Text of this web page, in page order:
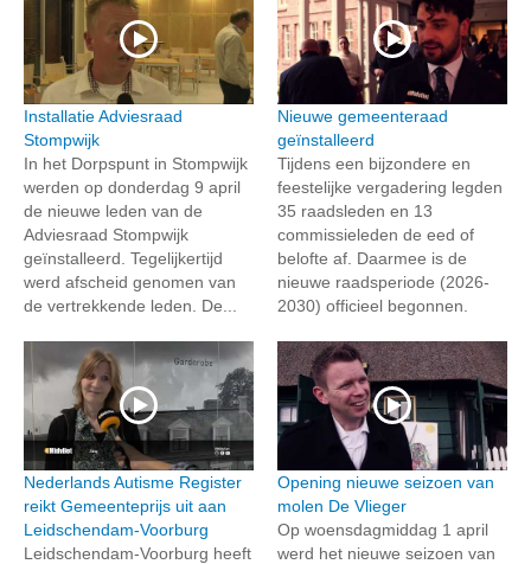
Installatie Adviesraad
Stompwijk
In het Dorpspunt in Stompwijk
werden op donderdag 9 april
de nieuwe leden van de
Adviesraad Stompwijk
geïnstalleerd. Tegelijkertijd
werd afscheid genomen van
de vertrekkende leden. De...
Nieuwe gemeenteraad
geïnstalleerd
Tijdens een bijzondere en
feestelijke vergadering legden
35 raadsleden en 13
commissieleden de eed of
belofte af. Daarmee is de
nieuwe raadsperiode (2026-
2030) officieel begonnen.
Nederlands Autisme Register
reikt Gemeenteprijs uit aan
Leidschendam-Voorburg
Leidschendam-Voorburg heeft
Opening nieuwe seizoen van
molen De Vlieger
Op woensdagmiddag 1 april
werd het nieuwe seizoen van